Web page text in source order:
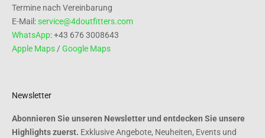
Termine nach Vereinbarung
E-Mail:service@4doutfitters.com
WhatsApp: +43 676 3008643
Apple Maps / Google Maps
Newsletter
Abonnieren Sie unseren Newsletter und entdecken Sie unsere
Highlights zuerst. Exklusive Angebote, Neuheiten, Events und